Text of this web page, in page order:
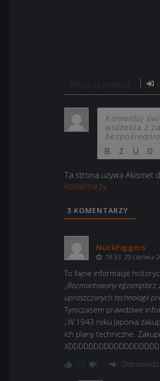
Ta strona używa Akismet
komentarzy.
3 KOMENTARZY
NuckFiggers
18:33, 29 czerwca
To fajne informacje
„Rozmontowany
uproszczonych technologii
Tymczasem prawdziwe
„W 1943 roku Japonia
ich plany techniczne.
13 Odpowiedz